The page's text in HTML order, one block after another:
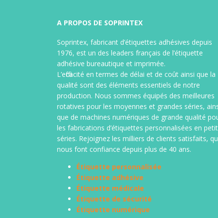
Étiquettes adhésives en planche A4,
laser ou jet d’encre, de format
standard ou spécifique, étiquette A4,
étiquette Galia ou Ecosys, étiquette
logiciel, étiquettes imprimées
jusqu’à 4 couleurs. Support vélin
blanc ou enlevable, étiquette
couleur, couché brillant, étiquette
polyester sur polylaser blanc ou
transparent. (sur stock ou
fabrication spéciale)
transfert
types de
A PROPOS DE SOPRINTEX
Soprintex, fabricant d’étiquettes adhésives depuis
1976, est un des leaders français de l’étiquette
adhésive bureautique et imprimée.
L’efficacité en termes de délai et de coût ainsi que la
qualité sont des éléments essentiels de notre
production. Nous sommes équipés des meilleures
rotatives pour les moyennes et grandes séries,
que de machines numériques de grande qualité
les fabrications d’étiquettes personnalisées en
séries. Rejoignez les milliers de clients satisfaits,
nous font confiance depuis plus de 40 ans.
Étiquette personnalisée
Étiquette adhésive
Étiquette médicale
Étiquette de sécurité
Étiquette numérique